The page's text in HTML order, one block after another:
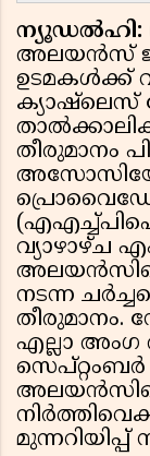
ന്യൂഡൽഹി:
അലയൻസ്
ഉടമകൾക്ക്
തീരുമാനം
വ്യാഴാഴ്ച
നടന്ന
എല്ലാ അംഗ